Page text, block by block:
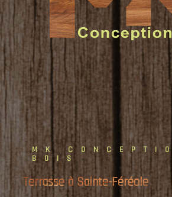
MK CONCEPTION
BOIS
Terrasse à Sainte-Féréole